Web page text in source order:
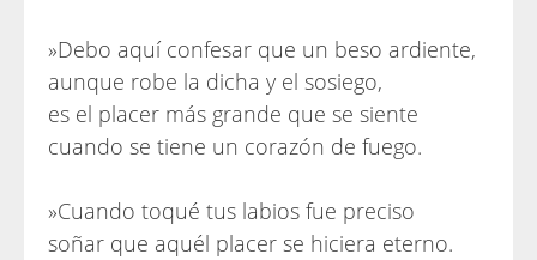
»Debo aquí confesar que un beso ardiente,
aunque robe la dicha y el sosiego,
es el placer más grande que se siente
cuando se tiene un corazón de fuego.
»Cuando toqué tus labios fue preciso
soñar que aquél placer se hiciera eterno.